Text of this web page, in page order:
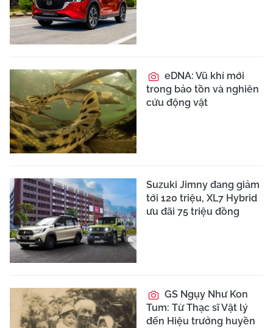
eDNA: Vũ khí mới
trong bảo tồn và nghiên
cứu động vật
Suzuki Jimny đang giảm
tới 120 triệu, XL7 Hybrid
ưu đãi 75 triệu đồng
GS Ngụy Như Kon
Tum: Từ Thạc sĩ Vật lý
đến Hiệu trưởng huyền